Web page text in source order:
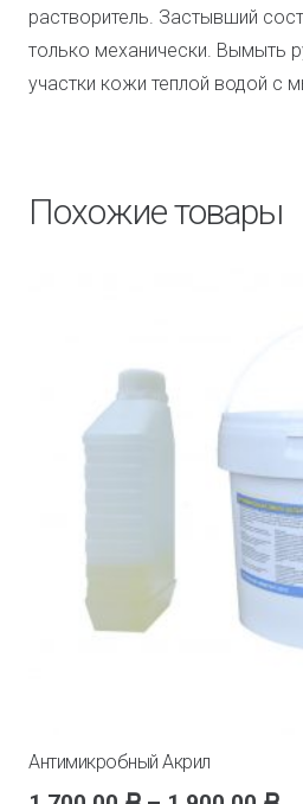
растворитель. Застывший
только механически. Вымыть
участки кожи теплой водой с
Похожие товары
Антимикробный Акрил